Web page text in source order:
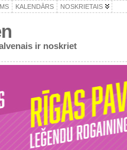
KALENDĀRS NOSKRIETAIS
ir noskriet